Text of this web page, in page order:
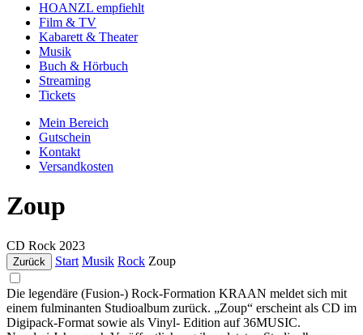
HOANZL empfiehlt
Film & TV
Kabarett & Theater
Musik
Buch & Hörbuch
Streaming
Tickets
Mein Bereich
Gutschein
Kontakt
Versandkosten
Zoup
CD Rock 2023
Zurück Start Musik Rock Zoup
Die legendäre (Fusion-) Rock-Formation KRAAN meldet sich mit
einem fulminanten Studioalbum zurück. „Zoup“ erscheint als CD im
Digipack-Format sowie als Vinyl- Edition auf 36MUSIC.